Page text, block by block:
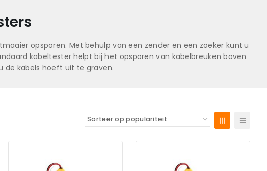
opsporen. Met behulp van een zender en een zoeker kunt u
kabeltester helpt bij het opsporen van kabelbreuken boven
de kabels hoeft uit te graven.